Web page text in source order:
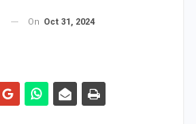
On Oct 31, 2024